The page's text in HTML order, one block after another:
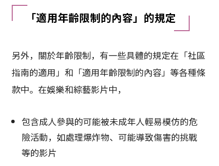
「適用年齡限制的內容」的規定
另外，關於年齡限制，有一些具體的規定在「社區
指南的適用」和「適用年齡限制的內容」等各種條
款中。在娛樂和綜藝影片中，
包含成人參與的可能被未成年人輕易模仿的危
險活動，如處理爆炸物、可能導致傷害的挑戰
等的影片